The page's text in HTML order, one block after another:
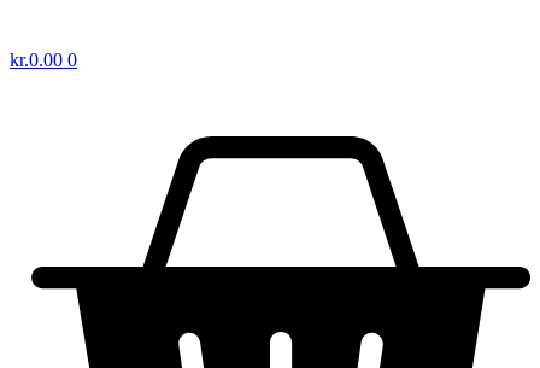
kr.0.00 0